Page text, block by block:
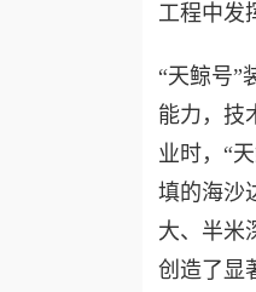
工程中发
“天鲸号”
能力，技
业时，“
填的海沙
大、半米
创造了显